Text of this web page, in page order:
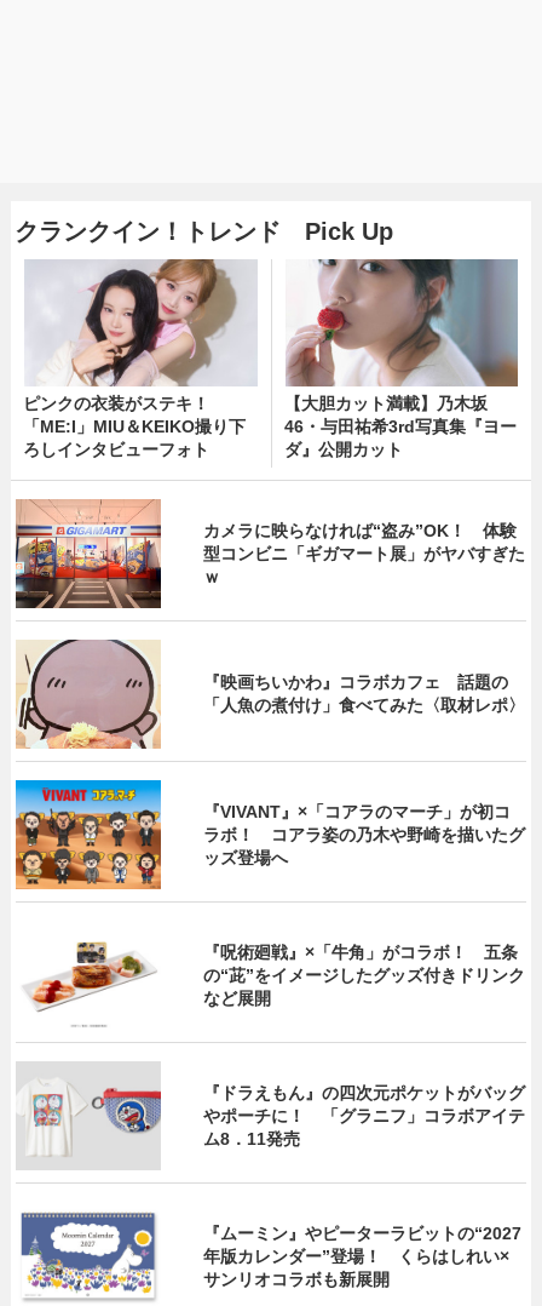
クランクイン！トレンド Pick Up
ピンクの衣装がステキ！
「ME:I」MIU＆KEIKO撮り下
ろしインタビューフォト
【大胆カット満載】乃木坂
46・与田祐希3rd写真集『ヨー
ダ』公開カット
カメラに映らなければ“盗み”OK！ 体験
型コンビニ「ギガマート展」がヤバすぎた
ｗ
『映画ちいかわ』コラボカフェ 話題の
「人魚の煮付け」食べてみた〈取材レポ〉
『VIVANT』×「コアラのマーチ」が初コ
ラボ！ コアラ姿の乃木や野崎を描いたグ
ッズ登場へ
『呪術廻戦』×「牛角」がコラボ！ 五条
の“茈”をイメージしたグッズ付きドリンク
など展開
『ドラえもん』の四次元ポケットがバッグ
やポーチに！ 「グラニフ」コラボアイテ
ム8．11発売
『ムーミン』やピーターラビットの“2027
年版カレンダー”登場！ くらはしれい×
サンリオコラボも新展開